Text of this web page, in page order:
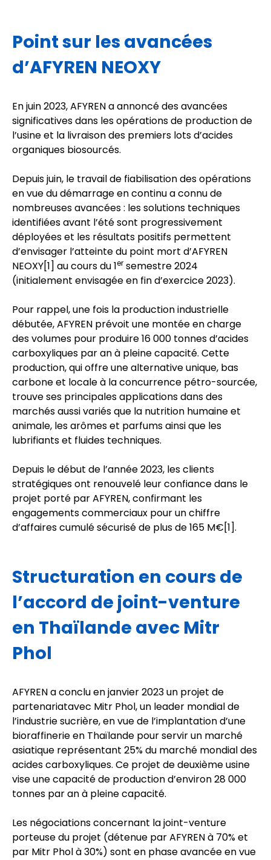
Point sur les avancées
d’AFYREN NEOXY
En juin 2023, AFYREN a annoncé des avancées
significatives dans les opérations de production de
l’usine et la livraison des premiers lots d’acides
organiques biosourcés.
Depuis juin, le travail de fiabilisation des opérations
en vue du démarrage en continu a connu de
nombreuses avancées : les solutions techniques
identifiées avant l’été sont progressivement
déployées et les résultats positifs permettent
d’envisager l’atteinte du point mort d’AFYREN
NEOXY[1] au cours du 1er semestre 2024
(initialement envisagée en fin d’exercice 2023).
Pour rappel, une fois la production industrielle
débutée, AFYREN prévoit une montée en charge
des volumes pour produire 16 000 tonnes d’acides
carboxyliques par an à pleine capacité. Cette
production, qui offre une alternative unique, bas
carbone et locale à la concurrence pétro-sourcée,
trouve ses principales applications dans des
marchés aussi variés que la nutrition humaine et
animale, les arômes et parfums ainsi que les
lubrifiants et fluides techniques.
Depuis le début de l’année 2023, les clients
stratégiques ont renouvelé leur confiance dans le
projet porté par AFYREN, confirmant les
engagements commerciaux pour un chiffre
d’affaires cumulé sécurisé de plus de 165 M€[1].
Structuration en cours de
l’accord de joint-venture
en Thaïlande avec Mitr
Phol
AFYREN a conclu en janvier 2023 un projet de
partenariatavec Mitr Phol, un leader mondial de
l’industrie sucrière, en vue de l’implantation d’une
bioraffinerie en Thaïlande pour servir un marché
asiatique représentant 25% du marché mondial des
acides carboxyliques. Ce projet de deuxième usine
vise une capacité de production d’environ 28 000
tonnes par an à pleine capacité.
Les négociations concernant la joint-venture
porteuse du projet (détenue par AFYREN à 70% et
par Mitr Phol à 30%) sont en phase avancée en vue